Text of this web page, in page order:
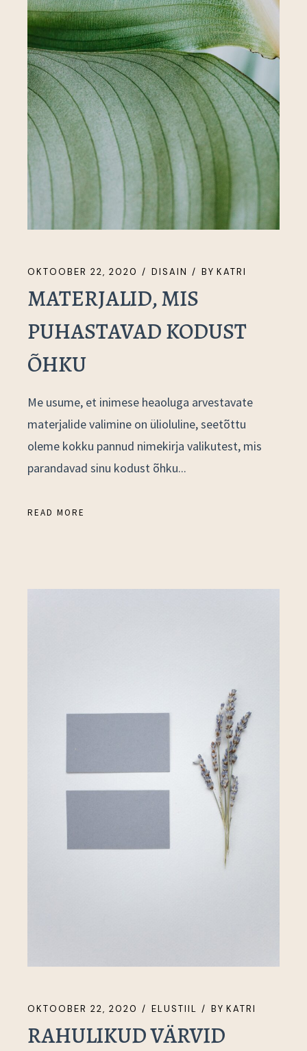
OKTOOBER 22, 2020 DISAIN BY KATRI
MATERJALID, MIS
PUHASTAVAD KODUST
ÕHKU
Me usume, et inimese heaoluga arvestavate
materjalide valimine on ülioluline, seetõttu
oleme kokku pannud nimekirja valikutest, mis
parandavad sinu kodust õhku...
READ MORE
OKTOOBER 22, 2020 ELUSTIIL BY KATRI
RAHULIKUD VÄRVID